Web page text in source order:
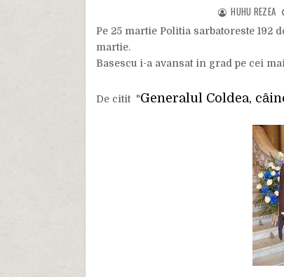
HUHU REZEA
Pe 25 martie Politia sarbatoreste 192
martie.
Basescu i-a avansat in grad pe cei
De citit "Generalul Coldea,